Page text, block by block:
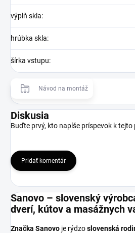
výplň skla:
hrúbka skla:
šírka vstupu:
Návod na montáž
Diskusia
Buďte prvý, kto napíše príspevok k tejto
Pridať komentár
Sanovo – slovenský
dverí, kútov a masážnych
Značka Sanovo je rýdzoslovenská